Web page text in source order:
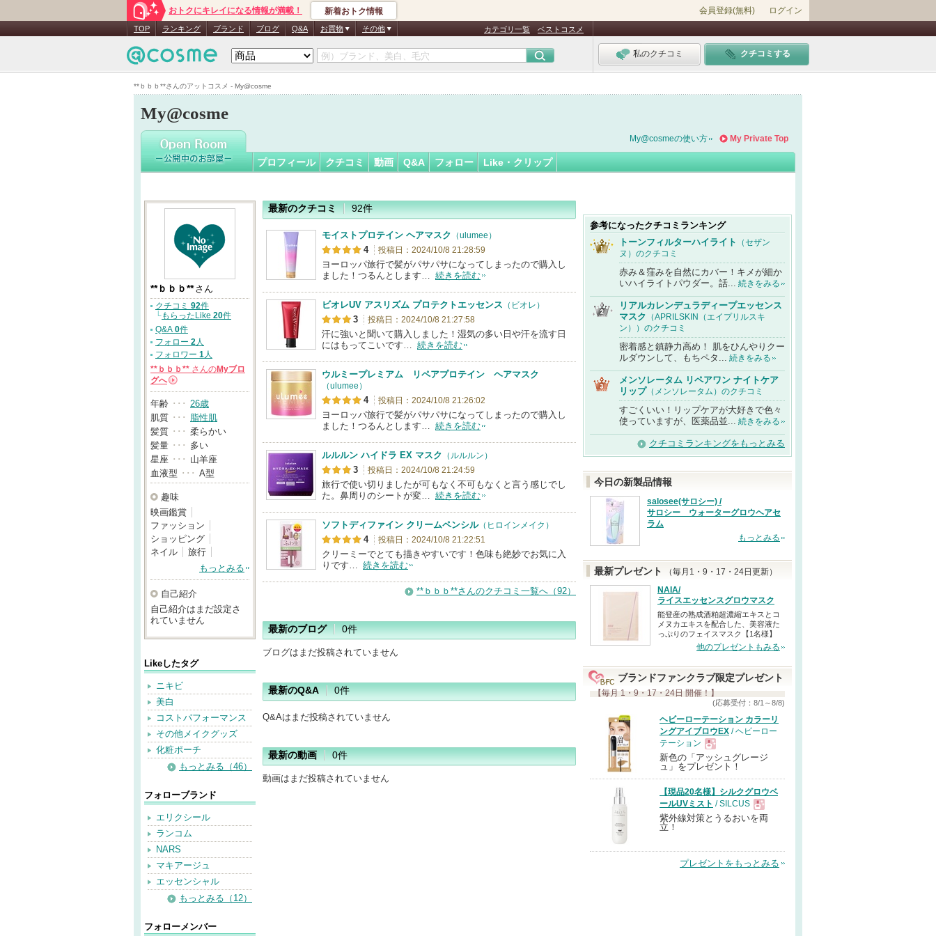
**ｂｂｂ**さんのアットコスメ - My@cosme
おトクにキレイになる情報が満載！ 新着おトク情報 会員登録(無料) ログイン
TOP ランキング ブランド ブログ Q&A お買物 その他 カテゴリ一覧 ベストコスメ
私のクチコミ クチコミする
My@cosme
**ｂｂｂ**さん
My Private Top
My@cosmeの使い方
プロフィール クチコミ 動画 Q&A フォロー Like・クリップ
**ｂｂｂ** さん
クチコミ 92件
└もらったLike 20件
Q&A 0件
フォロー 2人
フォロワー 1人
**ｂｂｂ** さんのMyブロ
グへ
→
年齢 ･･･ 26歳
肌質 ･･･ 脂性肌
髪質 ･･･ 柔らかい
髪量 ･･･ 多い
星座 ･･･ 山羊座
血液型 ･･･ A型
趣味
映画鑑賞
ファッション
ショッピング
ネイル
旅行
もっとみる
自己紹介
自己紹介はまだ設定さ
れていません
Likeしたタグ
ニキビ
美白
コストパフォーマンス
その他メイクグッズ
化粧ポーチ
もっとみる（46）
フォローブランド
エリクシール
ランコム
NARS
マキアージュ
エッセンシャル
もっとみる（12）
フォローメンバー
最新のクチコミ 92件
モイストプロテイン ヘアマスク （ulumee）
4 投稿日：2024/10/8 21:28:59
ヨーロッパ旅行で髪がパサパサになってしまったので購入し
ました！つるんとします… 続きを読む
ビオレUV アスリズム プロテクトエッセンス （ビオレ）
3 投稿日：2024/10/8 21:27:58
汗に強いと聞いて購入しました！湿気の多い日や汗を流す日
にはもってこいです… 続きを読む
ウルミープレミアム リペアプロテイン ヘアマスク
（ulumee）
4 投稿日：2024/10/8 21:26:02
ヨーロッパ旅行で髪がパサパサになってしまったので購入し
ました！つるんとします… 続きを読む
ルルルン ハイドラ EX マスク （ルルルン）
3 投稿日：2024/10/8 21:24:59
旅行で使い切りましたが可もなく不可もなくと言う感じでし
た。鼻周りのシートが変… 続きを読む
ソフトディファイン クリームペンシル（ヒロインメイク）
4 投稿日：2024/10/8 21:22:51
クリーミーでとても描きやすいです！色味も絶妙でお気に入
りです… 続きを読む
**ｂｂｂ**さんのクチコミ一覧へ（92）
最新のブログ 0件
ブログはまだ投稿されていません
最新のQ&A 0件
Q&Aはまだ投稿されていません
最新の動画 0件
動画はまだ投稿されていません
参考になったクチコミランキング
トーンフィルターハイライト
（セザン
ヌ）のクチコミ
赤み＆窪みを自然にカバー！キメが細か
いハイライトパウダー。話... 続きをみる
リアルカレンデュラディープエッセンス
マスク （APRILSKIN（エイプリルスキ
ン））のクチコミ
密着感と鎮静力高め！ 肌をひんやりクー
ルダウンして、もちペタ... 続きをみる
メンソレータム リペアワン ナイトケア
リップ（メンソレータム）のクチコミ
すごくいい！リップケアが大好きで色々
使っていますが、医薬品並... 続きをみる
クチコミランキングをもっとみる
今日の新製品情報
salosee(サロシー) /
サロシー ウォーターグロウヘアセ
ラム
もっとみる
最新プレゼント
（毎月1・9・17・24日更新）
NAIA/
ライスエッセンスグロウマスク
能登産の熟成酒粕超濃縮エキスとコ
メヌカエキスを配合した、美容液た
っぷりのフェイスマスク【1名様】
他のプレゼントもみる
ブランドファンクラブ限定プレゼント
【毎月 1・9・17・24日 開催！】
(応募受付：8/1～8/8)
ヘビーローテーション カラーリ
ングアイブロウEX / ヘビーロー
テーション
現
品
新色の「アッシュグレージ
ュ」をプレゼント！
【現品20名様】シルクグロウベ
ールUVミスト / SILCUS
現
品
紫外線対策とうるおいを両
立！
プレゼントをもっとみる